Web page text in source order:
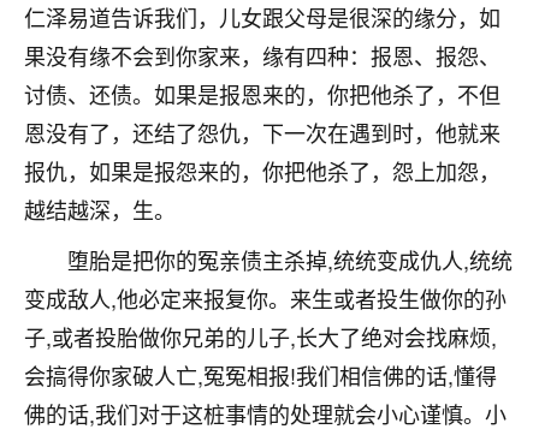
仁泽易道告诉我们，儿女跟父母是很深的缘分，如
果没有缘不会到你家来，缘有四种：报恩、报怨、
讨债、还债。如果是报恩来的，你把他杀了，不但
恩没有了，还结了怨仇，下一次在遇到时，他就来
报仇，如果是报怨来的，你把他杀了，怨上加怨，
越结越深，生。
堕胎是把你的冤亲债主杀掉,统统变成仇人,统统
变成敌人,他必定来报复你。来生或者投生做你的孙
子,或者投胎做你兄弟的儿子,长大了绝对会找麻烦,
会搞得你家破人亡,冤冤相报!我们相信佛的话,懂得
佛的话,我们对于这桩事情的处理就会小心谨慎。小
12小时前 来自北京 32
心心相印
我身体不太好，总是病病殃殃的，去检查又没什么大
问题，反正就是不舒服。中医西医看遍了，找不到问
题，后来无意中看到有人推荐慧来老师，跟老师聊过
之后，心情豁然开朗，也听老师建议，处理了一些因
果问题。今年以来，身体比以前好多，主要是心情好
了，老师说境随心转，现在深有体会了。
鹿森：是的，其实跟老师聊过之后，最大的感
触，首先就是心态会变好，万般皆是命，半点
不由人！
1天前 来自四川 9